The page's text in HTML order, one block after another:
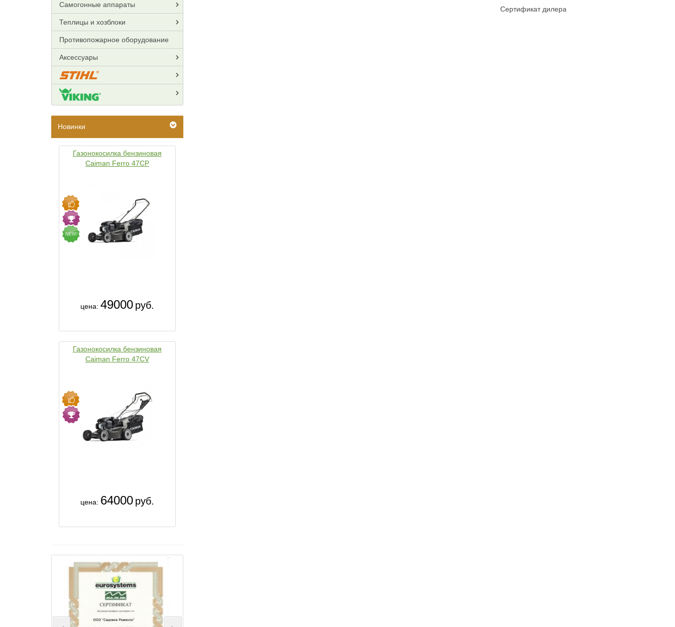
Самогонные аппараты
Теплицы и хозблоки
Противопожарное оборудование
Аксессуары
Новинки
Газонокосилка бензиновая
Caiman Ferro 47CP
NEW!
цена: 49000 руб.
Газонокосилка бензиновая
Caiman Ferro 47CV
цена: 64000 руб.
Сертификат дилера